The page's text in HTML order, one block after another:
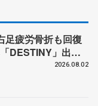
足疲労骨折も回復
DESTINY」出
合わせて」2026.08.02